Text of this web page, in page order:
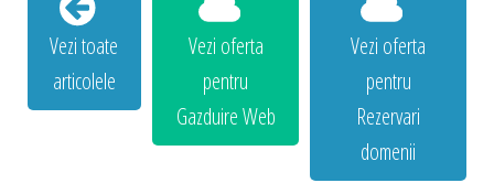
Vezi toate
articolele
Vezi oferta
pentru
Gazduire Web
Vezi oferta
pentru
Rezervari
domenii